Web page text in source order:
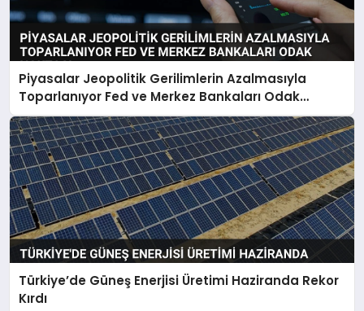
Piyasalar Jeopolitik Gerilimlerin Azalmasıyla
Toparlanıyor Fed ve Merkez Bankaları Odak
Noktası
Türkiye’de Güneş Enerjisi Üretimi Haziranda Rekor
Kırdı